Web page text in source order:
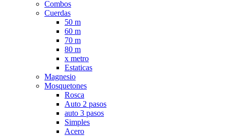
Combos
Cuerdas
50 m
60 m
70 m
80 m
x metro
Estaticas
Magnesio
Mosquetones
Rosca
Auto 2 pasos
auto 3 pasos
Simples
Acero